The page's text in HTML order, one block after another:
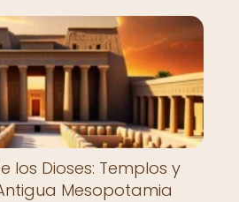
los Dioses: Templos y
Mesopotamia